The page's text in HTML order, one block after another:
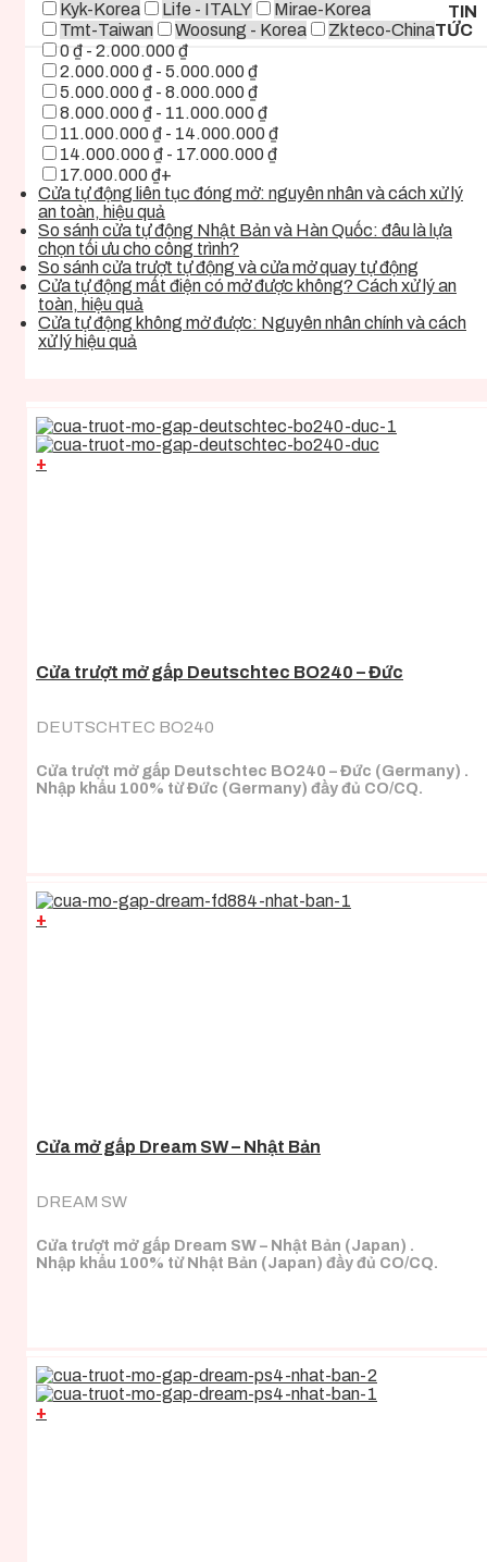
Kyk-Korea
Life - ITALY
Mirae-Korea
Tmt-Taiwan
Woosung - Korea Zkteco-China
0 ₫ - 2.000.000 ₫
2.000.000 ₫ - 5.000.000 ₫
5.000.000 ₫ - 8.000.000 ₫
8.000.000 ₫ - 11.000.000 ₫
11.000.000 ₫ - 14.000.000 ₫
14.000.000 ₫ - 17.000.000 ₫
17.000.000 ₫+
TIN
TỨC
Cửa tự động liên tục đóng mở: nguyên nhân và cách xử lý
an toàn, hiệu quả
So sánh cửa tự động Nhật Bản và Hàn Quốc: đâu là lựa
chọn tối ưu cho công trình?
So sánh cửa trượt tự động và cửa mở quay tự động
Cửa tự động mất điện có mở được không? Cách xử lý an
toàn, hiệu quả
Cửa tự động không mở được: Nguyên nhân chính và cách
xử lý hiệu quả
+
Cửa trượt mở gấp Deutschtec BO240 – Đức
DEUTSCHTEC BO240
Cửa trượt mở gấp Deutschtec BO240 – Đức (Germany) .
Nhập khẩu 100% từ Đức (Germany) đầy đủ CO/CQ.
+
Cửa mở gấp Dream SW – Nhật Bản
DREAM SW
Cửa trượt mở gấp Dream SW – Nhật Bản (Japan) .
Nhập khẩu 100% từ Nhật Bản (Japan) đầy đủ CO/CQ.
+